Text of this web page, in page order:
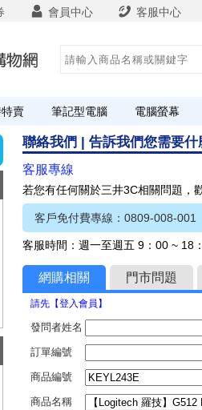
會員中心 客服中心
特賣 筆記型電腦 電腦螢幕
聯絡我們 | 告訴我們您需要什
客服專線
若您有任何關於三井3C相關問題，
客戶免付費專線：0809-008-001
客服時間：週一至週五 9：00 ~ 18
網購相關 門市問題
請先【登入會員】
發問者姓名
訂單編號
商品編號
商品名稱